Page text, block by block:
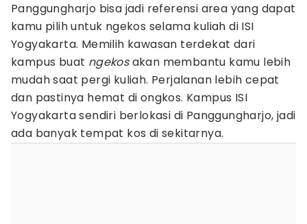
Panggungharjo bisa jadi referensi area yang dapat
kamu pilih untuk ngekos selama kuliah di ISI
Yogyakarta. Memilih kawasan terdekat dari
kampus buat ngekosakan membantu kamu lebih
mudah saat pergi kuliah. Perjalanan lebih cepat
dan pastinya hemat di ongkos. Kampus ISI
Yogyakarta sendiri berlokasi di Panggungharjo, jadi
ada banyak tempat kos di sekitarnya.